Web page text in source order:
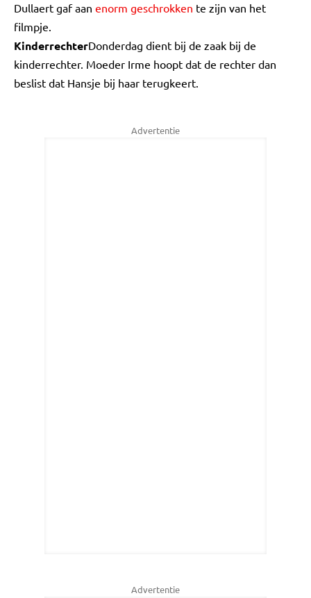
Dullaert gaf aan enorm geschrokken te zijn van het
filmpje.
KinderrechterDonderdag dient bij de zaak bij de
kinderrechter. Moeder Irme hoopt dat de rechter dan
beslist dat Hansje bij haar terugkeert.
Advertentie
Advertentie